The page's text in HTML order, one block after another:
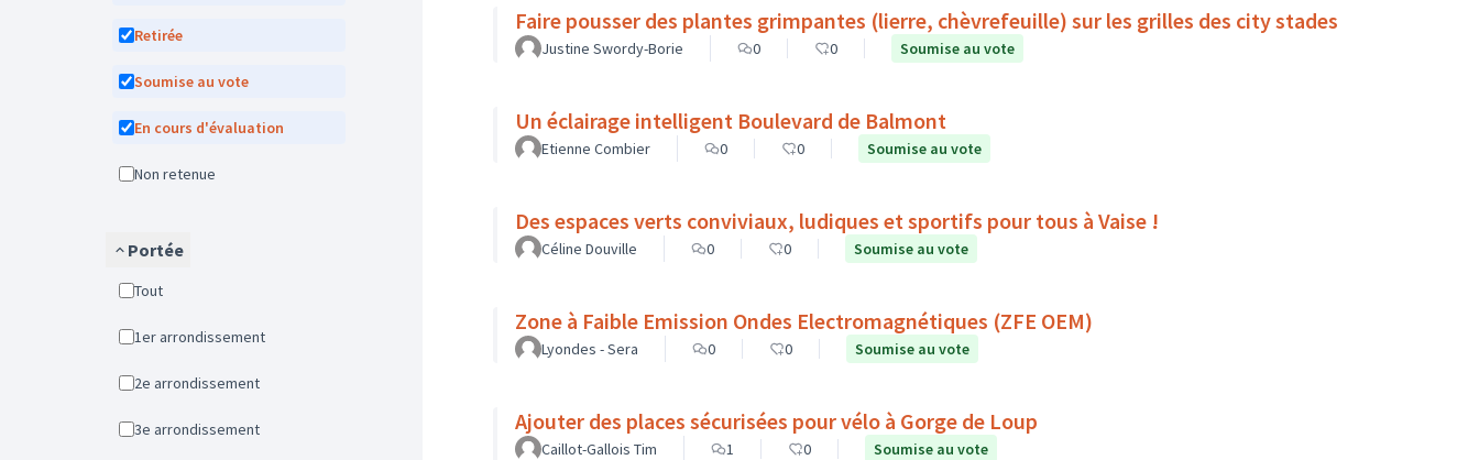
Retirée
Soumise au vote
En cours d'évaluation
Non retenue
Portée
Tout
1er arrondissement
2e arrondissement
3e arrondissement
Faire pousser des plantes grimpantes (lierre, chèvrefeuille) sur les grilles des city stades
Justine Swordy-Borie 0 0 Soumise au vote
Un éclairage intelligent Boulevard de Balmont
Etienne Combier 0 0 Soumise au vote
Des espaces verts conviviaux, ludiques et sportifs pour tous à Vaise !
Céline Douville 0 0 Soumise au vote
Zone à Faible Emission Ondes Electromagnétiques (ZFE OEM)
Lyondes - Sera 0 0 Soumise au vote
Ajouter des places sécurisées pour vélo à Gorge de Loup
Caillot-Gallois Tim 1 0 Soumise au vote